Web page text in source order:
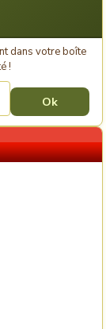
dans votre boîte
!